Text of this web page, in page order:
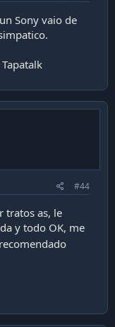
Sony vaio de
#44
tratos as, le
y todo OK, me
recomendado